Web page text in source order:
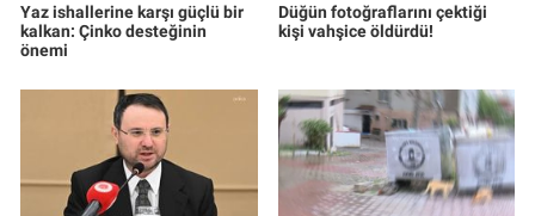
Yaz ishallerine karşı güçlü bir
kalkan: Çinko desteğinin
önemi
Düğün fotoğraflarını çektiği
kişi vahşice öldürdü!